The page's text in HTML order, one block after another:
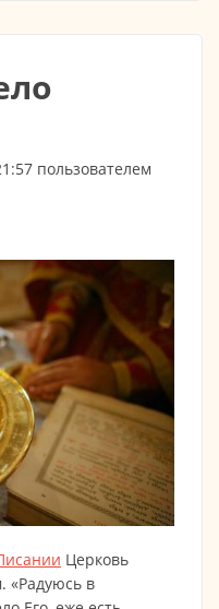
пользователем
Церковь
«Радуюсь в